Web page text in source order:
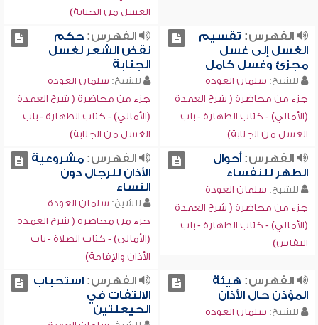
الغسل من الجنابة)
الفهرس: تقسيم
الغسل إلى غسل
مجزئ وغسل كامل
للشيخ: سلمان العودة
جزء من محاضرة ( شرح العمدة
(الأمالي) - كتاب الطهارة - باب
الغسل من الجنابة)
الفهرس:حكم
نقض الشعر لغسل
الجنابة
للشيخ: سلمان العودة
جزء من محاضرة ( شرح العمدة
(الأمالي) - كتاب الطهارة - باب
الغسل من الجنابة)
الفهرس:أحوال
الطهر للنفساء
للشيخ: سلمان العودة
جزء من محاضرة ( شرح العمدة
(الأمالي) - كتاب الطهارة - باب
النفاس)
الفهرس:مشروعية
الأذان للرجال دون
النساء
للشيخ: سلمان العودة
جزء من محاضرة ( شرح العمدة
(الأمالي) - كتاب الصلاة - باب
الأذان والإقامة)
الفهرس: هيئة
المؤذن حال الأذان
للشيخ: سلمان العودة
الفهرس:استحباب
الالتفات في
الحيعلتين